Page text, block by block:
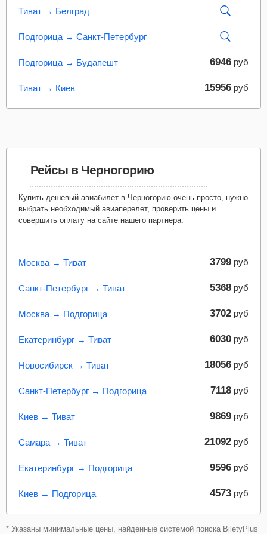
Тиват → Белград
Подгорица → Санкт-Петербург
Подгорица → Будапешт 6946 руб
Тиват → Киев 15956 руб
Рейсы в Черногорию
Купить дешевый авиабилет в Черногорию очень просто, нужно
выбрать необходимый авиаперелет, проверить цены и
совершить оплату на сайте нашего партнера.
Москва → Тиват 3799 руб
Санкт-Петербург → Тиват 5368 руб
Москва → Подгорица 3702 руб
Екатеринбург → Тиват 6030 руб
Новосибирск → Тиват 18056 руб
Санкт-Петербург → Подгорица 7118 руб
Киев → Тиват 9869 руб
Самара → Тиват 21092 руб
Екатеринбург → Подгорица 9596 руб
Киев → Подгорица 4573 руб
* Указаны минимальные цены, найденные системой поиска BiletyPlus